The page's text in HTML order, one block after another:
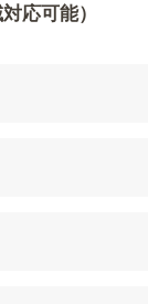
応可能）